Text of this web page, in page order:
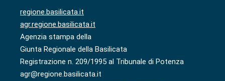
regione.basilicata.it
agr.regione.basilicata.it
Agenzia stampa della
Giunta Regionale della Basilicata
Registrazione n. 209/1995 al Tribunale di Potenza
agr@regione.basilicata.it